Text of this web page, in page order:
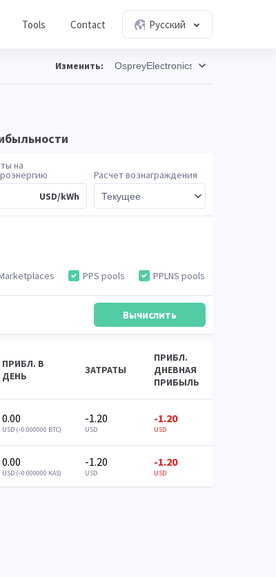
Tools Contact Русский
Изменить:
на
USD/kWh
Расчет вознаграждения
PPS pools PPLNS pools
ПРИБЛ. В
ДЕНЬ
ЗАТРАТЫ
ПРИБЛ.
ДНЕВНАЯ
ПРИБЫЛЬ
0.00
USD (~0.000000 BTC)
-1.20
USD
-1.20
USD
0.00
USD (~0.000000 KAS)
-1.20
USD
-1.20
USD